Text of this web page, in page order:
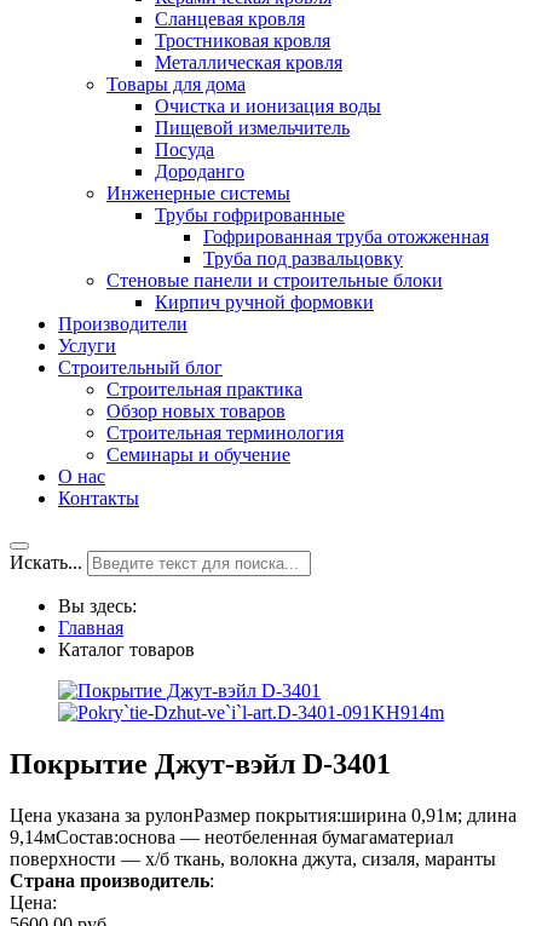
Сланцевая кровля
Тростниковая кровля
Металлическая кровля
Товары для дома
Очистка и ионизация воды
Пищевой измельчитель
Посуда
Дороданго
Инженерные системы
Трубы гофрированные
Гофрированная труба отожженная
Труба под развальцовку
Стеновые панели и строительные блоки
Кирпич ручной формовки
Производители
Услуги
Строительный блог
Строительная практика
Обзор новых товаров
Строительная терминология
Семинары и обучение
О нас
Контакты
Искать...
Вы здесь:
Главная
Каталог товаров
Покрытие Джут-вэйл D-3401
Цена указана за рулонРазмер покрытия:ширина 0,91м; длина
9,14мСостав:основа — неотбеленная бумагаматериал
поверхности — х/б ткань, волокна джута, сизаля, маранты
Страна производитель:
Цена: